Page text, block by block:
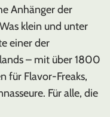
Anhänger der
klein und unter
einer der
– mit über 1800
für Flavor-Freaks,
Für alle, die